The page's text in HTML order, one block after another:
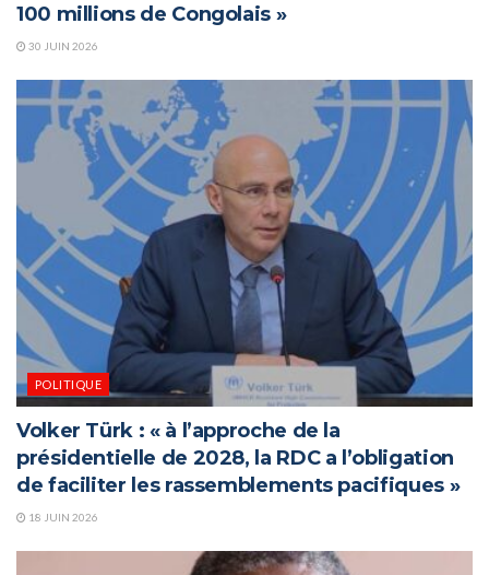
100 millions de Congolais »
30 JUIN 2026
POLITIQUE
Volker Türk : « à l’approche de la
présidentielle de 2028, la RDC a l’obligation
de faciliter les rassemblements pacifiques »
18 JUIN 2026